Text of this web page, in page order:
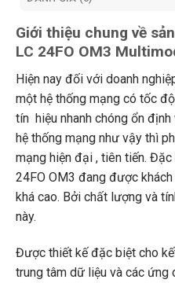
Giới thiệu chung về
LC 24FO OM3
Hiện nay đối với doanh
một hệ thống mạng có tốc
tín hiệu nhanh chóng ổn
hệ thống mạng như vậy thì
mạng hiện đại , tiên tiến.
24FO OM3 đang được
khá cao. Bởi chất lượng và
này.
Được thiết kế đặc biệt cho
trung tâm dữ liệu và các ứng